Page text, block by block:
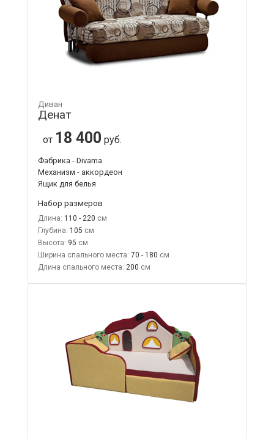
Диван
Денат
от 18 400 руб.
Фабрика - Divama
Механизм - аккордеон
Ящик для белья
Набор размеров
Длина: 110 - 220
Глубина: 105
Высота: 95
Ширина спального места: 70 - 180
Длина спального места: 200